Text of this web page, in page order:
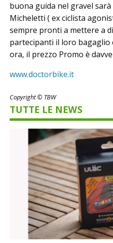
buona guida nel gravel
Micheletti ( ex ciclista
sempre pronti a mettere a
partecipanti il loro bagaglio
ora, il prezzo Promo è
www.doctorbike.it
Copyright © TBW
TUTTE LE NEWS